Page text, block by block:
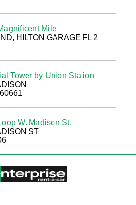
Mile
HILTON GARAGE FL 2
Tower by Union Station
W. Madison St.
ST